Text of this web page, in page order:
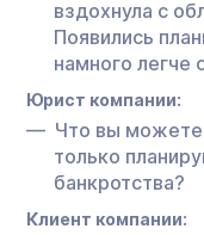
вздохнула с
Появились
намного легче
Юрист компании:
Что вы
только
банкротства?
Клиент компании: